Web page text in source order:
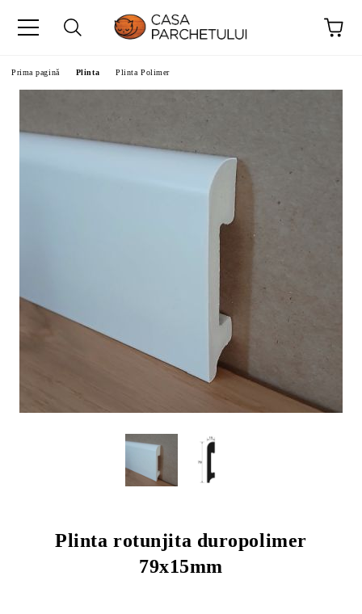
Prima pagină Plinta Plinta Polimer
Plinta rotunjita duropolimer
79x15mm